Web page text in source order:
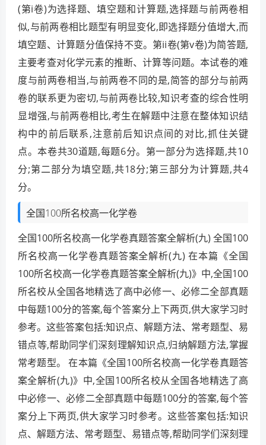
(第i卷)为选择题、填空题和计算题,选择题与前两卷相
似,与前两卷相比题型有明显变化,即选择题分值增大,而
填空题、计算题分值保持不变。第ii卷(第v卷)为简答题,
主要考查对化学元素的推断、计算等问题。本试卷的难
度与前两卷相当,与前两卷不同的是,简答的部分与前两
卷的联系更为密切,与前两卷比较,知识考查的综合性明
显增强,与前两卷相比,考生在解题中注意在整体知识结
构中的前后联系,注意前后知识点间的对比,抓住关键
点。本卷共30道题,每题6分。第一部分为选择题,共10
分;第二部分为填空题,共18分;第三部分为计算题,共4
分。
全国100所名校高一化学卷
全国100所名校高一化学卷真题答案全解析(九) 全国100
所名校高一化学卷真题答案全解析(九) 在本篇《全国
100所名校高一化学卷真题答案全解析(九)》中,全国100
所名校从全国各地精选了高中必修一、必修二全部真题
中每题100分的答案,每个答案分上下两页,供大家学习时
参考。这些答案包括:知识点、解题方法、常考题型、易
错点等,帮助同学们深刻理解知识点,归纳解题方法,掌握
常考题型。 在本篇《全国100所名校高一化学卷真题答
案全解析(九)》中,全国100所名校从全国各地精选了高
中必修一、必修二全部真题中每题100分的答案,每个答
案分上下两页,供大家学习时参考。这些答案包括:知识
点、解题方法、常考题型、易错点等,帮助同学们深刻理